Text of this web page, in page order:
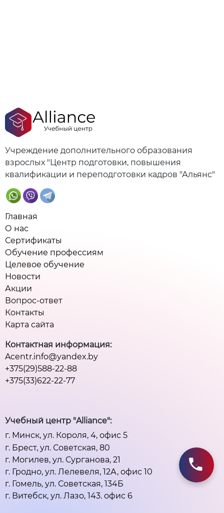
Учреждение дополнительного образования
взрослых "Центр подготовки, повышения
квалификации и переподготовки кадров "Альянс"
Главная
О нас
Сертификаты
Обучение профессиям
Целевое обучение
Новости
Акции
Вопрос-ответ
Контакты
Карта сайта
Контактная информация:
Acentr.info@yandex.by
+375(29)588-22-88
+375(33)622-22-77
Учебный центр "Alliance":
г. Минск, ул. Короля, 4, офис 5
г. Брест, ул. Советская, 80
г. Могилев, ул. Сурганова, 21
г. Гродно, ул. Лелевеля, 12А, офис 10
г. Гомель, ул. Советская, 134Б
г. Витебск, ул. Лазо, 143. офис 6